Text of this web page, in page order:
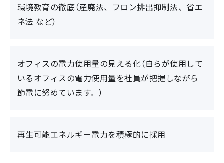
環境教育の徹底（産廃法、フロン排出抑制法、省エ
ネ法 など）
オフィスの電力使用量の見える化（自らが使用して
いるオフィスの電力使用量を社員が把握しながら
節電に努めています。）
再生可能エネルギー電力を積極的に採用